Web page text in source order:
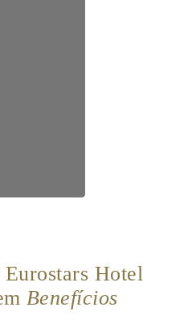
Hotel
Benefícios